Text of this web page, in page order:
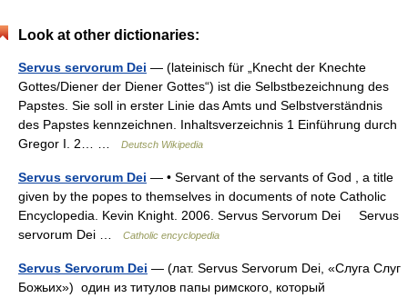
Look at other dictionaries:
Servus servorum Dei — (lateinisch für „Knecht der Knechte
Gottes/Diener der Diener Gottes“) ist die Selbstbezeichnung des
Papstes. Sie soll in erster Linie das Amts und Selbstverständnis
des Papstes kennzeichnen. Inhaltsverzeichnis 1 Einführung durch
Gregor I. 2… …
Deutsch Wikipedia
Servus servorum Dei — • Servant of the servants of God , a title
given by the popes to themselves in documents of note Catholic
Encyclopedia. Kevin Knight. 2006. Servus Servorum Dei Servus
servorum Dei …
Catholic encyclopedia
Servus Servorum Dei — (лат. Servus Servorum Dei, «Слуга Слуг
Божьих») один из титулов папы римского, который